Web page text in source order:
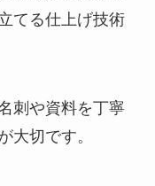
てる仕上げ技術
刺や資料を丁寧
大切です。